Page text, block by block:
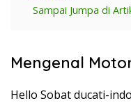
Sampai Jumpa di
Mengenal
Hello Sobat ducati-